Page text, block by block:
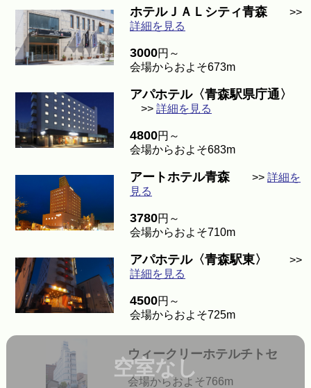
ホテルＪＡＬシティ青森 >>
詳細を見る
3000円～
会場からおよそ673m
アパホテル〈青森駅県庁通〉
>> 詳細を見る
4800円～
会場からおよそ683m
アートホテル青森 >> 詳細を
見る
3780円～
会場からおよそ710m
アパホテル〈青森駅東〉
>>
詳細を見る
4500円～
会場からおよそ725m
空室なし
ウィークリーホテルチトセ
会場からおよそ766m